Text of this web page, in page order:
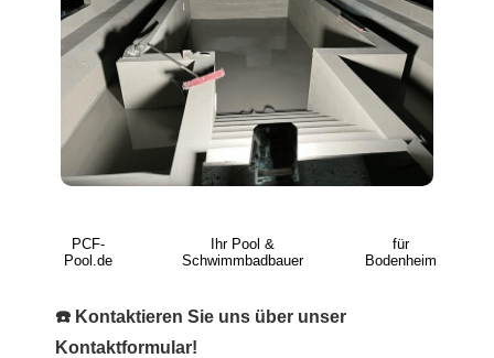
PCF-
Pool.de
Ihr Pool &
Schwimmbadbauer
für
Bodenheim
☎️ Kontaktieren Sie uns über unser
Kontaktformular!